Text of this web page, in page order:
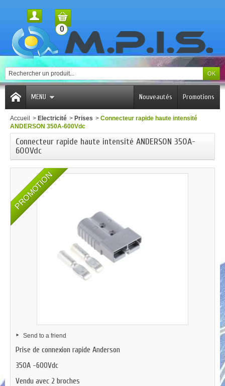
0
MENU Promotions
Nouveautés
Accueil > Electricité > Prises > Connecteur rapide haute intensité
ANDERSON 350A-600Vdc
Connecteur rapide haute intensité ANDERSON 350A-
600Vdc
PROMOTION
Send to a friend
Prise de connexion rapide Anderson
350A -600Vdc
Vendu avec 2 broches